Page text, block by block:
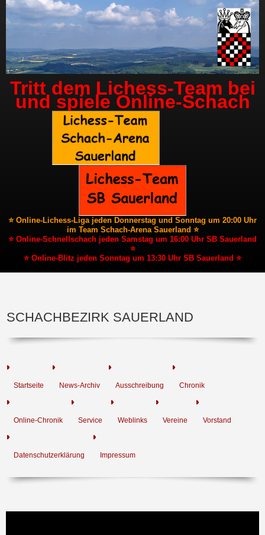
Tritt dem Lichess-Team bei
und spiele Online-Schach
⭐ Online-Lichess-Liga jeden Donnerstag und Sonntag um 20:00 Uhr
im Team Schach-Arena Sauerland ⭐
⭐ Online-Schnellschach jeden Samstag um 16:00 Uhr SB Sauerland
⭐
⭐ Online-Blitz jeden Sonntag um 13:30 Uhr SB Sauerland ⭐
SCHACHBEZIRK SAUERLAND
Startseite News-Archiv Ausschreibung Chronik
Online-Chronik Service Weblinks Vereine Vorstand
Datenschutzerklärung Impressum